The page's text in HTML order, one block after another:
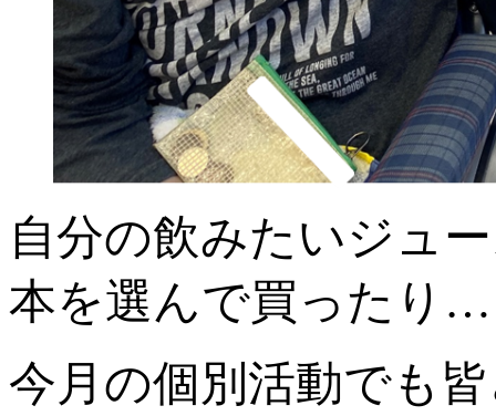
自分の飲みたいジュ
本を選んで買ったり…
今月の個別活動でも